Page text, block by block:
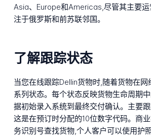
Asia、Europe和Americas,尽管其主要
注于俄罗斯和前苏联邻国。
了解跟踪状态
当您在线跟踪Dellin货物时,随着货物在
系列状态。每个状态反映货物生命周期
据初始录入系统到最终交付确认。主要
这是在预订时分配的10位数字代码。商
务识别号查找货物,个人客户可以使用护